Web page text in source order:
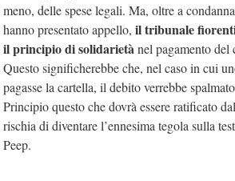
meno, delle spese legali. Ma, oltre a
hanno presentato appello, il tribunale
il principio di solidarietànel pagamento del
Questo significherebbe che, nel caso in cui
pagasse la cartella, il debito verrebbe
Principio questo che dovrà essere ratificato
rischia di diventare l’ennesima tegola sulla
Peep.